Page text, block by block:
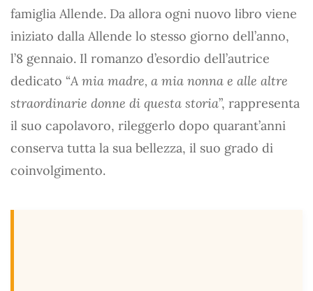
famiglia Allende. Da allora ogni nuovo libro viene
iniziato dalla Allende lo stesso giorno dell’anno,
l’8 gennaio. Il romanzo d’esordio dell’autrice
dedicato “A mia madre, a mia nonna e alle altre
straordinarie donne di questa storia”, rappresenta
il suo capolavoro, rileggerlo dopo quarant’anni
conserva tutta la sua bellezza, il suo grado di
coinvolgimento.